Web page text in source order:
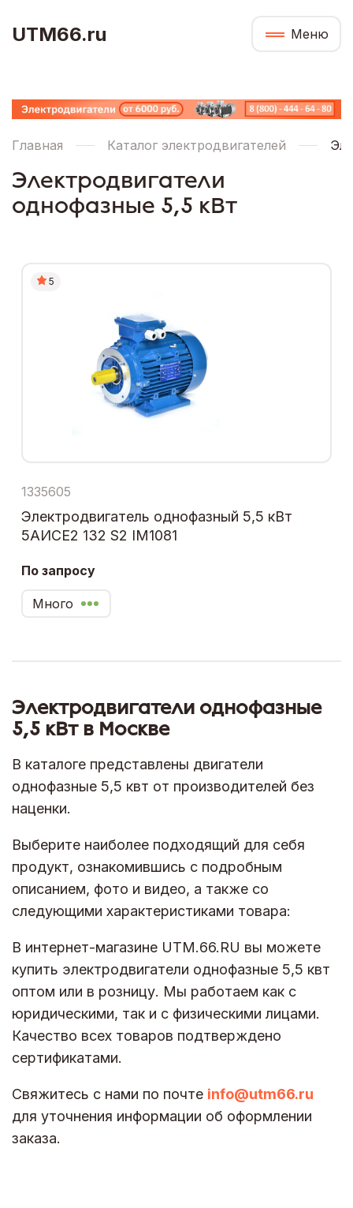
UTM66.ru Меню
Главная Каталог электродвигателей
Электродвигатели
однофазные 5,5 кВт
5
1335605
Электродвигатель однофазный 5,5 кВт
5АИСЕ2 132 S2 IM1081
По запросу
Много
Электродвигатели однофазные
5,5 кВт в Москве
В каталоге представлены двигатели
однофазные 5,5 квт от производителей без
наценки.
Выберите наиболее подходящий для себя
продукт, ознакомившись с подробным
описанием, фото и видео, а также со
следующими характеристиками товара:
В интернет-магазине UTM.66.RU вы можете
купить электродвигатели однофазные 5,5 квт
оптом или в розницу. Мы работаем как с
юридическими, так и с физическими лицами.
Качество всех товаров подтверждено
сертификатами.
Свяжитесь с нами по почте info@utm66.ru
для уточнения информации об оформлении
заказа.